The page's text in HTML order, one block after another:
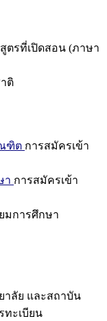
ตรที่เปิดสอน (ภาษา
ติ
ฑิต การสมัครเข้า
า การสมัครเข้า
มการศึกษา
าลัย และสถาบัน
ทะเบียน